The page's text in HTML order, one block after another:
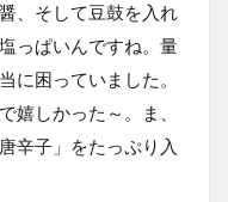
、そして豆鼓を入れ
っぱいんですね。量
に困っていました。
嬉しかった～。ま、
辛子」をたっぷり入